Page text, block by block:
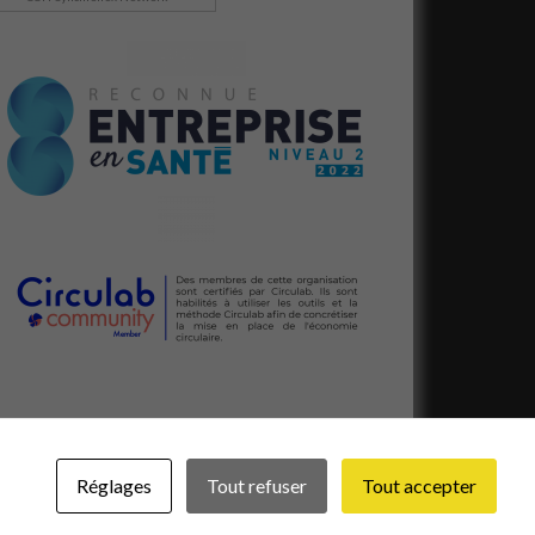
Réglages Tout refuser Tout accepter